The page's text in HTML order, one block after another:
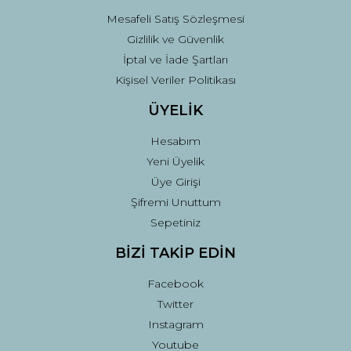
Mesafeli Satış Sözleşmesi
Gizlilik ve Güvenlik
İptal ve İade Şartları
Kişisel Veriler Politikası
ÜYELİK
Hesabım
Yeni Üyelik
Üye Girişi
Şifremi Unuttum
Sepetiniz
BİZİ TAKİP EDİN
Facebook
Twitter
Instagram
Youtube